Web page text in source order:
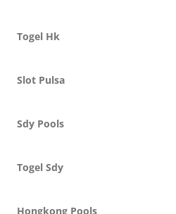
Togel Hk
Slot Pulsa
Sdy Pools
Togel Sdy
Hongkong Pools